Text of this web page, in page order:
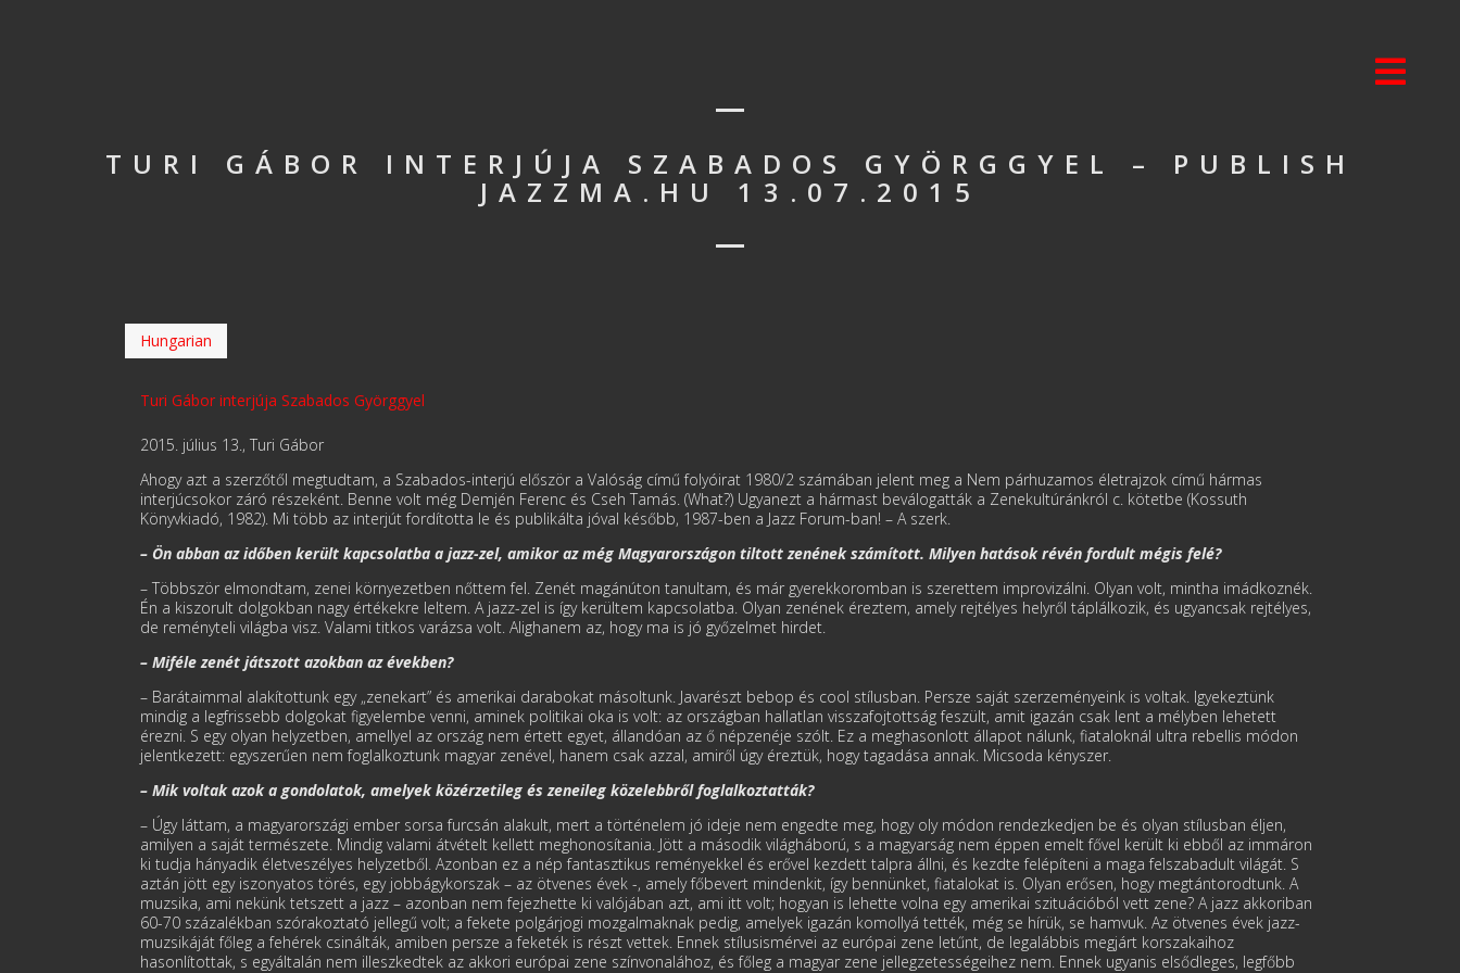
TURI GÁBOR INTERJÚJA SZABADOS GYÖRGGYEL – PUBLISH
JAZZMA.HU 13.07.2015
Hungarian
Turi Gábor interjúja Szabados Györggyel
2015. július 13., Turi Gábor
Ahogy azt a szerzőtől megtudtam, a Szabados-interjú először a Valóság című folyóirat 1980/2 számában jelent meg a Nem párhuzamos életrajzok című hármas
interjúcsokor záró részeként. Benne volt még Demjén Ferenc és Cseh Tamás. (What?) Ugyanezt a hármast beválogatták a Zenekultúránkról c. kötetbe (Kossuth
Könyvkiadó, 1982). Mi több az interjút fordította le és publikálta jóval később, 1987-ben a Jazz Forum-ban! – A szerk.
– Ön abban az időben került kapcsolatba a jazz-zel, amikor az még Magyarországon tiltott zenének számított. Milyen hatások révén fordult mégis felé?
– Többször elmondtam, zenei környezetben nőttem fel. Zenét magánúton tanultam, és már gyerekkoromban is szerettem improvizálni. Olyan volt, mintha imádkoznék.
Én a kiszorult dolgokban nagy értékekre leltem. A jazz-zel is így kerültem kapcsolatba. Olyan zenének éreztem, amely rejtélyes helyről táplálkozik, és ugyancsak rejtélyes,
de reményteli világba visz. Valami titkos varázsa volt. Alighanem az, hogy ma is jó győzelmet hirdet.
– Miféle zenét játszott azokban az években?
– Barátaimmal alakítottunk egy „zenekart” és amerikai darabokat másoltunk. Javarészt bebop és cool stílusban. Persze saját szerzeményeink is voltak. Igyekeztünk
mindig a legfrissebb dolgokat figyelembe venni, aminek politikai oka is volt: az országban hallatlan visszafojtottság feszült, amit igazán csak lent a mélyben lehetett
érezni. S egy olyan helyzetben, amellyel az ország nem értett egyet, állandóan az ő népzenéje szólt. Ez a meghasonlott állapot nálunk, fiataloknál ultra rebellis módon
jelentkezett: egyszerűen nem foglalkoztunk magyar zenével, hanem csak azzal, amiről úgy éreztük, hogy tagadása annak. Micsoda kényszer.
– Mik voltak azok a gondolatok, amelyek közérzetileg és zeneileg közelebbről foglalkoztatták?
– Úgy láttam, a magyarországi ember sorsa furcsán alakult, mert a történelem jó ideje nem engedte meg, hogy oly módon rendezkedjen be és olyan stílusban éljen,
amilyen a saját természete. Mindig valami átvételt kellett meghonosítania. Jött a második világháború, s a magyarság nem éppen emelt fővel került ki ebből az immáron
ki tudja hányadik életveszélyes helyzetből. Azonban ez a nép fantasztikus reményekkel és erővel kezdett talpra állni, és kezdte felépíteni a maga felszabadult világát. S
aztán jött egy iszonyatos törés, egy jobbágykorszak – az ötvenes évek -, amely főbevert mindenkit, így bennünket, fiatalokat is. Olyan erősen, hogy megtántorodtunk. A
muzsika, ami nekünk tetszett a jazz – azonban nem fejezhette ki valójában azt, ami itt volt; hogyan is lehette volna egy amerikai szituációból vett zene? A jazz akkoriban
60-70 százalékban szórakoztató jellegű volt; a fekete polgárjogi mozgalmaknak pedig, amelyek igazán komollyá tették, még se hírük, se hamvuk. Az ötvenes évek jazz-
muzsikáját főleg a fehérek csinálták, amiben persze a feketék is részt vettek. Ennek stílusismérvei az európai zene letűnt, de legalábbis megjárt korszakaihoz
hasonlítottak, s egyáltalán nem illeszkedtek az akkori európai zene színvonalához, és főleg a magyar zene jellegzetességeihez nem. Ennek ugyanis elsődleges, legfőbb